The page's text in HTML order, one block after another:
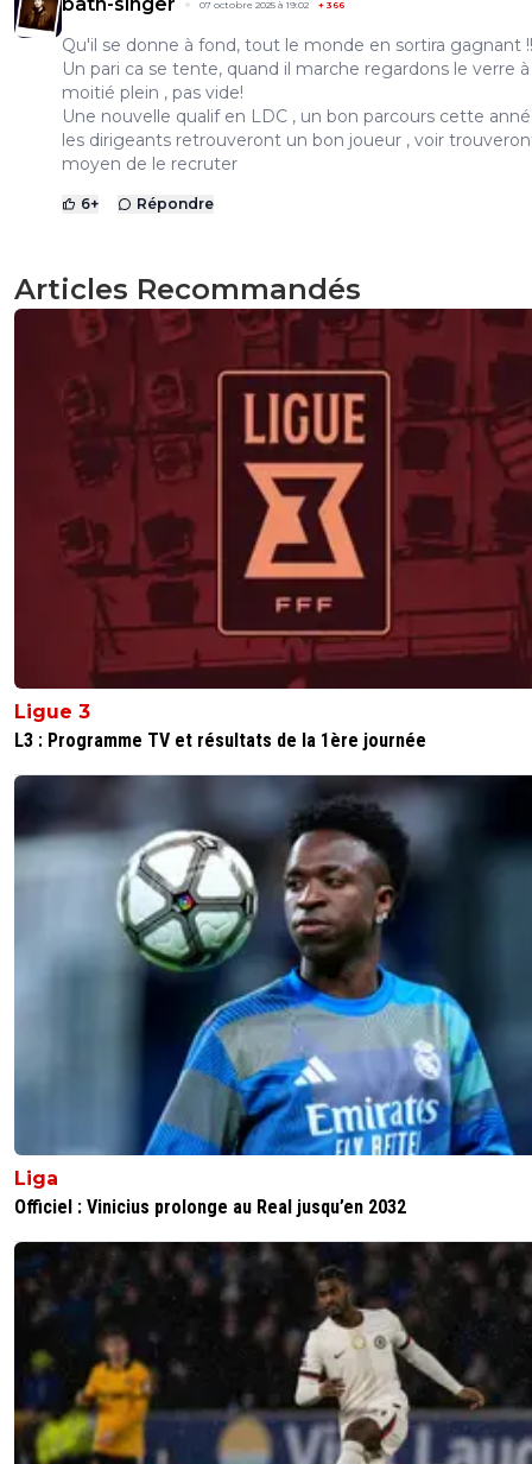
07 octobre 2025 à 19:02 + 366
Qu'il se donne à fond, tout le monde en sortira gagnant !!
Un pari ca se tente, quand il marche regardons le verre à
moitié plein , pas vide!
Une nouvelle qualif en LDC , un bon parcours cette
les dirigeants retrouveront un bon joueur , voir
moyen de le recruter
6+ Répondre
Articles Recommandés
Ligue 3
L3 : Programme TV et résultats de la 1ère journée
Liga
Officiel : Vinicius prolonge au Real jusqu’en 2032